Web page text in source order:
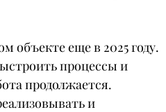
объекте еще в 2025 году.
процессы и
продолжается.
и